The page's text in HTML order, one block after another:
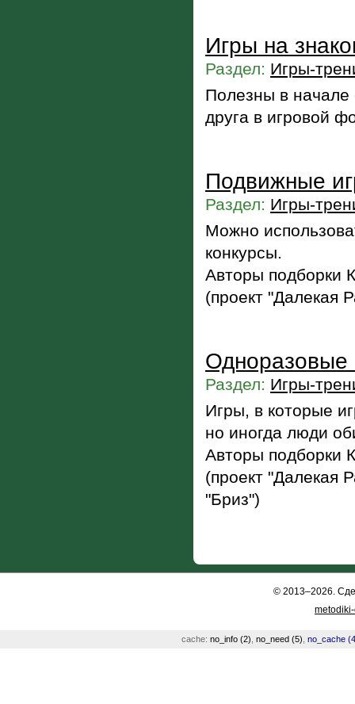
Игры на
Раздел: Игры-
Полезны в начале
друга в игровой
Подвижные
Раздел: Игры-
Можно
конкурсы.
Авторы подборки
(проект "Далекая
Одноразовые
Раздел: Игры-
Игры, в которые
но иногда люди
Авторы подборки
(проект "Далекая
"Бриз")
© 2013–2026.
cache: no_info (2) no_need (5) no_cache